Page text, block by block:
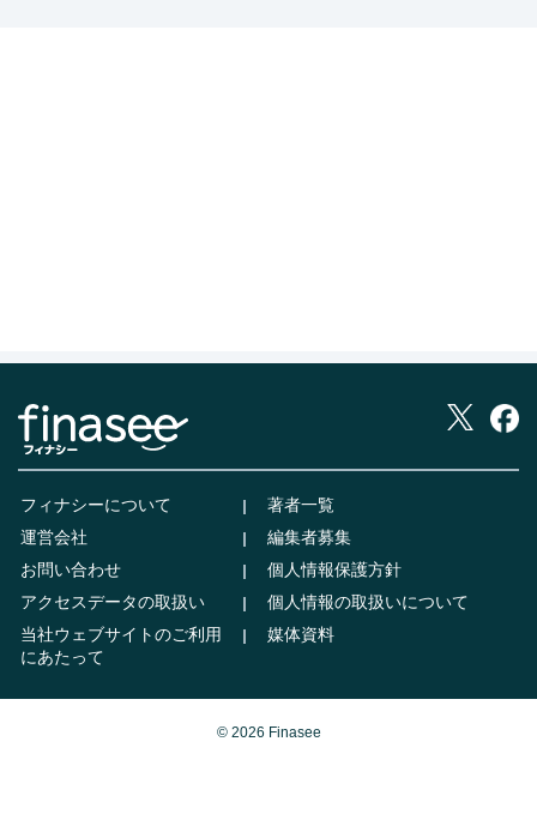
フィナシーについて
著者一覧
運営会社
編集者募集
お問い合わせ
個人情報保護方針
アクセスデータの取扱い
個人情報の取扱いについて
当社ウェブサイトのご利用
にあたって
媒体資料
© 2026 Finasee